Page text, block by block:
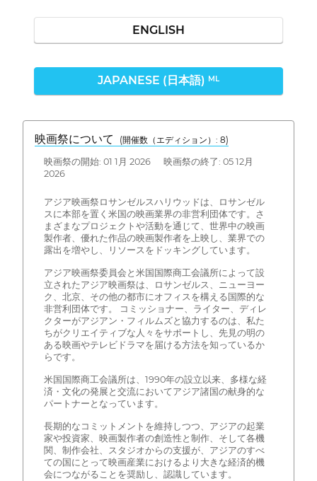
ENGLISH
JAPANESE (日本語) ML
映画祭について (開催数（エディション）: 8)
映画祭の開始: 01 1月 2026 映画祭の終了: 05 12月
2026
アジア映画祭ロサンゼルスハリウッドは、ロサンゼル
スに本部を置く米国の映画業界の非営利団体です。さ
まざまなプロジェクトや活動を通じて、世界中の映画
製作者、優れた作品の映画製作者を上映し、業界での
露出を増やし、リソースをドッキングしています。
アジア映画祭委員会と米国国際商工会議所によって設
立されたアジア映画祭は、ロサンゼルス、ニューヨー
ク、北京、その他の都市にオフィスを構える国際的な
非営利団体です。 コミッショナー、ライター、ディレ
クターがアジアン・フィルムズと協力するのは、私た
ちがクリエイティブな人々をサポートし、先見の明の
ある映画やテレビドラマを届ける方法を知っているか
らです。
米国国際商工会議所は、1990年の設立以来、多様な経
済・文化の発展と交流においてアジア諸国の献身的な
パートナーとなっています。
長期的なコミットメントを維持しつつ、アジアの起業
家や投資家、映画製作者の創造性と制作、そして各機
関、制作会社、スタジオからの支援が、アジアのすべ
ての国にとって映画産業におけるより大きな経済的機
会につながることを奨励し、認識しています。